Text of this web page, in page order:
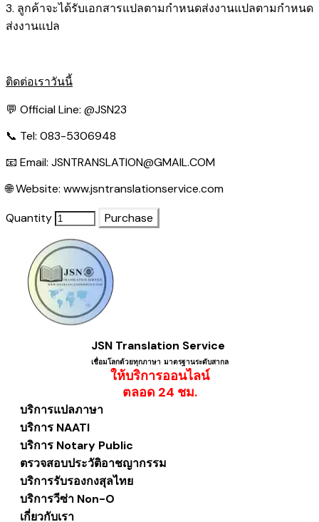
3. ลูกค้าจะได้รับเอกสารแปลตามกำหนดส่งงานแปลตามกำหนด
ส่งงานแปล
ติดต่อเราวันนี้
💬 Official Line: @JSN23
📞 Tel: 083-5306948
📧 Email: JSNTRANSLATION@GMAIL.COM
🌐 Website: www.jsntranslationservice.com
Quantity
Purchase
JSN Translation Service
เชื่อมโลกด้วยทุกภาษา ​มาตรฐานระดับสากล
ให้บริการออนไลน์
​ตลอด 24 ชม.
บริการแปลภาษา
บริการ NAATI
บริการ Notary Public
ตรวจสอบประวัติอาชญากรรม
บริการรับรองกงสุลไทย
บริการวีซ่า Non-O
เกี่ยวกับเรา